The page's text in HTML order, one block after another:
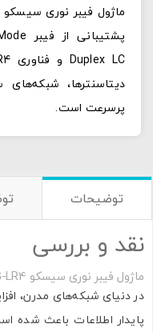
دیتاسنترها،
پرسرعت است.
توضیحات
نقد و بررسی
ماژول فیبر نوری سیسکو CPAK-100G-LR4
در دنیای شبکه‌های مدرن،